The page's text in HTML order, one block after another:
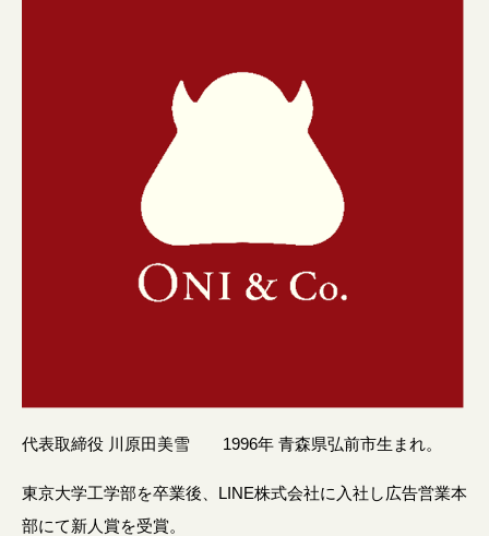
代表取締役 川原田美雪 1996年 青森県弘前市生まれ。
東京大学工学部を卒業後、LINE株式会社に入社し広告営業本
部にて新人賞を受賞。